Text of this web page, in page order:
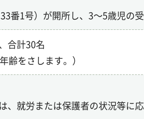
番1号）が開所し、3～5歳児の
合計30名
齢をさします。）
、就労または保護者の状況等に